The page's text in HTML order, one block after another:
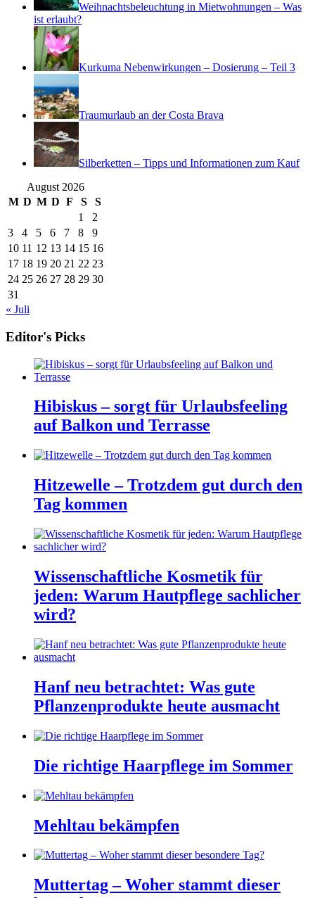
Weihnachtsbeleuchtung in Mietwohnungen – Was
ist erlaubt?
Kurkuma Nebenwirkungen – Dosierung – Teil 3
Traumurlaub an der Costa Brava
Silberketten – Tipps und Informationen zum Kauf
August 2026
M D M D F S
S
1
2
3
4 5 6 7 8
9
10 11 12 13 14 15 16
17 18 19 20 21 22 23
24 25 26 27 28 29 30
31
« Juli
Editor's Picks
Hibiskus – sorgt für Urlaubsfeeling
auf Balkon und Terrasse
Hitzewelle – Trotzdem gut durch den
Tag kommen
Wissenschaftliche Kosmetik für
jeden: Warum Hautpflege sachlicher
wird?
Hanf neu betrachtet: Was gute
Pflanzenprodukte heute ausmacht
Die richtige Haarpflege im Sommer
Mehltau bekämpfen
Muttertag – Woher stammt dieser